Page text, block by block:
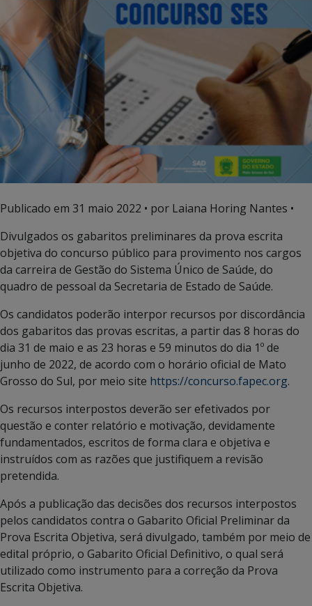
Publicado em 31 maio 2022 • por Laiana Horing Nantes •
Divulgados os gabaritos preliminares da prova escrita
objetiva do concurso público para provimento nos cargos
da carreira de Gestão do Sistema Único de Saúde, do
quadro de pessoal da Secretaria de Estado de Saúde.
Os candidatos poderão interpor recursos por discordância
dos gabaritos das provas escritas, a partir das 8 horas do
dia 31 de maio e as 23 horas e 59 minutos do dia 1º de
junho de 2022, de acordo com o horário oficial de Mato
Grosso do Sul, por meio site https://concurso.fapec.org.
Os recursos interpostos deverão ser efetivados por
questão e conter relatório e motivação, devidamente
fundamentados, escritos de forma clara e objetiva e
instruídos com as razões que justifiquem a revisão
pretendida.
Após a publicação das decisões dos recursos interpostos
pelos candidatos contra o Gabarito Oficial Preliminar da
Prova Escrita Objetiva, será divulgado, também por meio de
edital próprio, o Gabarito Oficial Definitivo, o qual será
utilizado como instrumento para a correção da Prova
Escrita Objetiva.